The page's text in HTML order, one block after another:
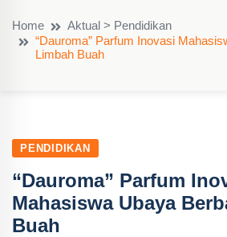
Home
Aktual > Pendidikan
“Dauroma” Parfum Inovasi
Limbah Buah
PENDIDIKAN
“Dauroma” Parfum
Mahasiswa Ubaya
Buah